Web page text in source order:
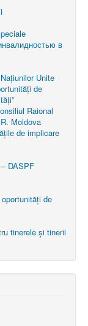
в
Unite
de
Raional
Moldova
de implicare
DASPF
de
tinerele și tinerii